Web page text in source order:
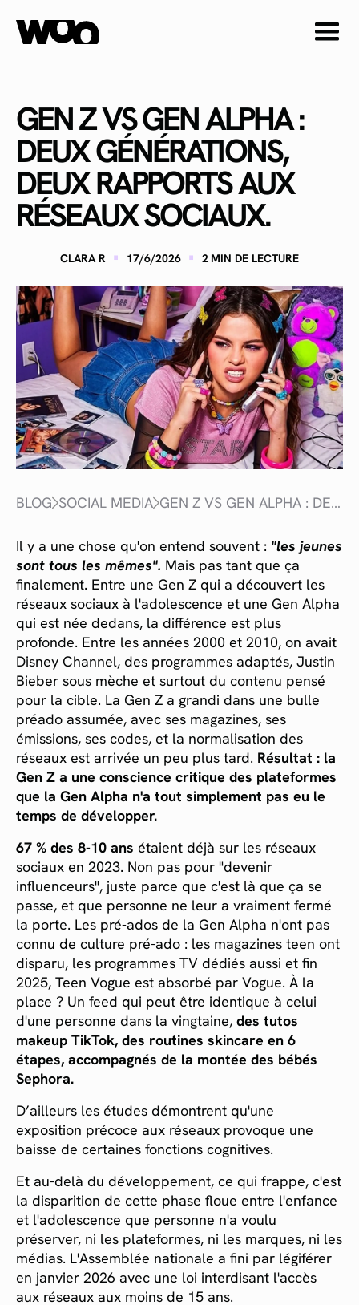
GEN Z VS GEN ALPHA :
DEUX GÉNÉRATIONS,
DEUX RAPPORTS AUX
RÉSEAUX SOCIAUX.
CLARA R · 17/6/2026 · 2 MIN DE LECTURE
BLOG SOCIAL MEDIA GEN Z VS GEN ALPHA : DEUX GÉNÉRATIONS, DEUX RAPPORTS AUX RÉSEAUX SOCIAUX.
Il y a une chose qu'on entend souvent : "les jeunes
sont tous les mêmes". Mais pas tant que ça
finalement. Entre une Gen Z qui a découvert les
réseaux sociaux à l'adolescence et une Gen Alpha
qui est née dedans, la différence est plus
profonde. Entre les années 2000 et 2010, on avait
Disney Channel, des programmes adaptés, Justin
Bieber sous mèche et surtout du contenu pensé
pour la cible. La Gen Z a grandi dans une bulle
préado assumée, avec ses magazines, ses
émissions, ses codes, et la normalisation des
réseaux est arrivée un peu plus tard. Résultat : la
Gen Z a une conscience critique des plateformes
que la Gen Alpha n'a tout simplement pas eu le
temps de développer.
67 % des 8-10 ans étaient déjà sur les réseaux
sociaux en 2023. Non pas pour "devenir
influenceurs", juste parce que c'est là que ça se
passe, et que personne ne leur a vraiment fermé
la porte. Les pré-ados de la Gen Alpha n'ont pas
connu de culture pré-ado : les magazines teen ont
disparu, les programmes TV dédiés aussi et fin
2025, Teen Vogue est absorbé par Vogue. À la
place ? Un feed qui peut être identique à celui
d'une personne dans la vingtaine, des tutos
makeup TikTok, des routines skincare en 6
étapes, accompagnés de la montée des bébés
Sephora.
D’ailleurs les études démontrent qu'une
exposition précoce aux réseaux provoque une
baisse de certaines fonctions cognitives.
Et au-delà du développement, ce qui frappe, c'est
la disparition de cette phase floue entre l'enfance
et l'adolescence que personne n'a voulu
préserver, ni les plateformes, ni les marques, ni les
médias. L'Assemblée nationale a fini par légiférer
en janvier 2026 avec une loi interdisant l'accès
aux réseaux aux moins de 15 ans.